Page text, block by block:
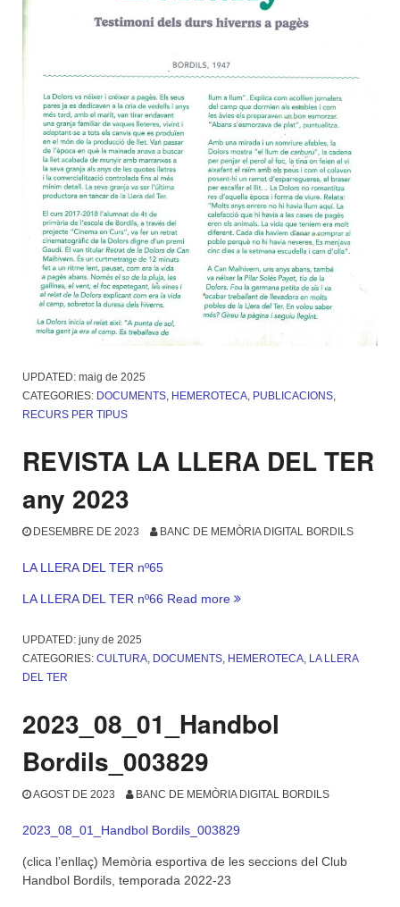
UPDATED: maig de 2025
CATEGORIES: DOCUMENTS HEMEROTECA PUBLICACIONS
RECURS PER TIPUS
REVISTA LA LLERA DEL TER
any 2023
DESEMBRE DE 2023 BANC DE MEMÒRIA DIGITAL BORDILS
LA LLERA DEL TER nº65
LA LLERA DEL TER nº66 Read more «REVISTA
DEL
UPDATED: juny de 2025
CATEGORIES: CULTURA, DOCUMENTS, HEMEROTECA, LA LLERA
DEL TER
2023_08_01_Handbol
Bordils_003829
AGOST DE 2023 BANC DE MEMÒRIA DIGITAL BORDILS
2023_08_01_Handbol Bordils_003829
(clica l’enllaç) Memòria esportiva de les seccions del Club
Handbol Bordils, temporada 2022-23